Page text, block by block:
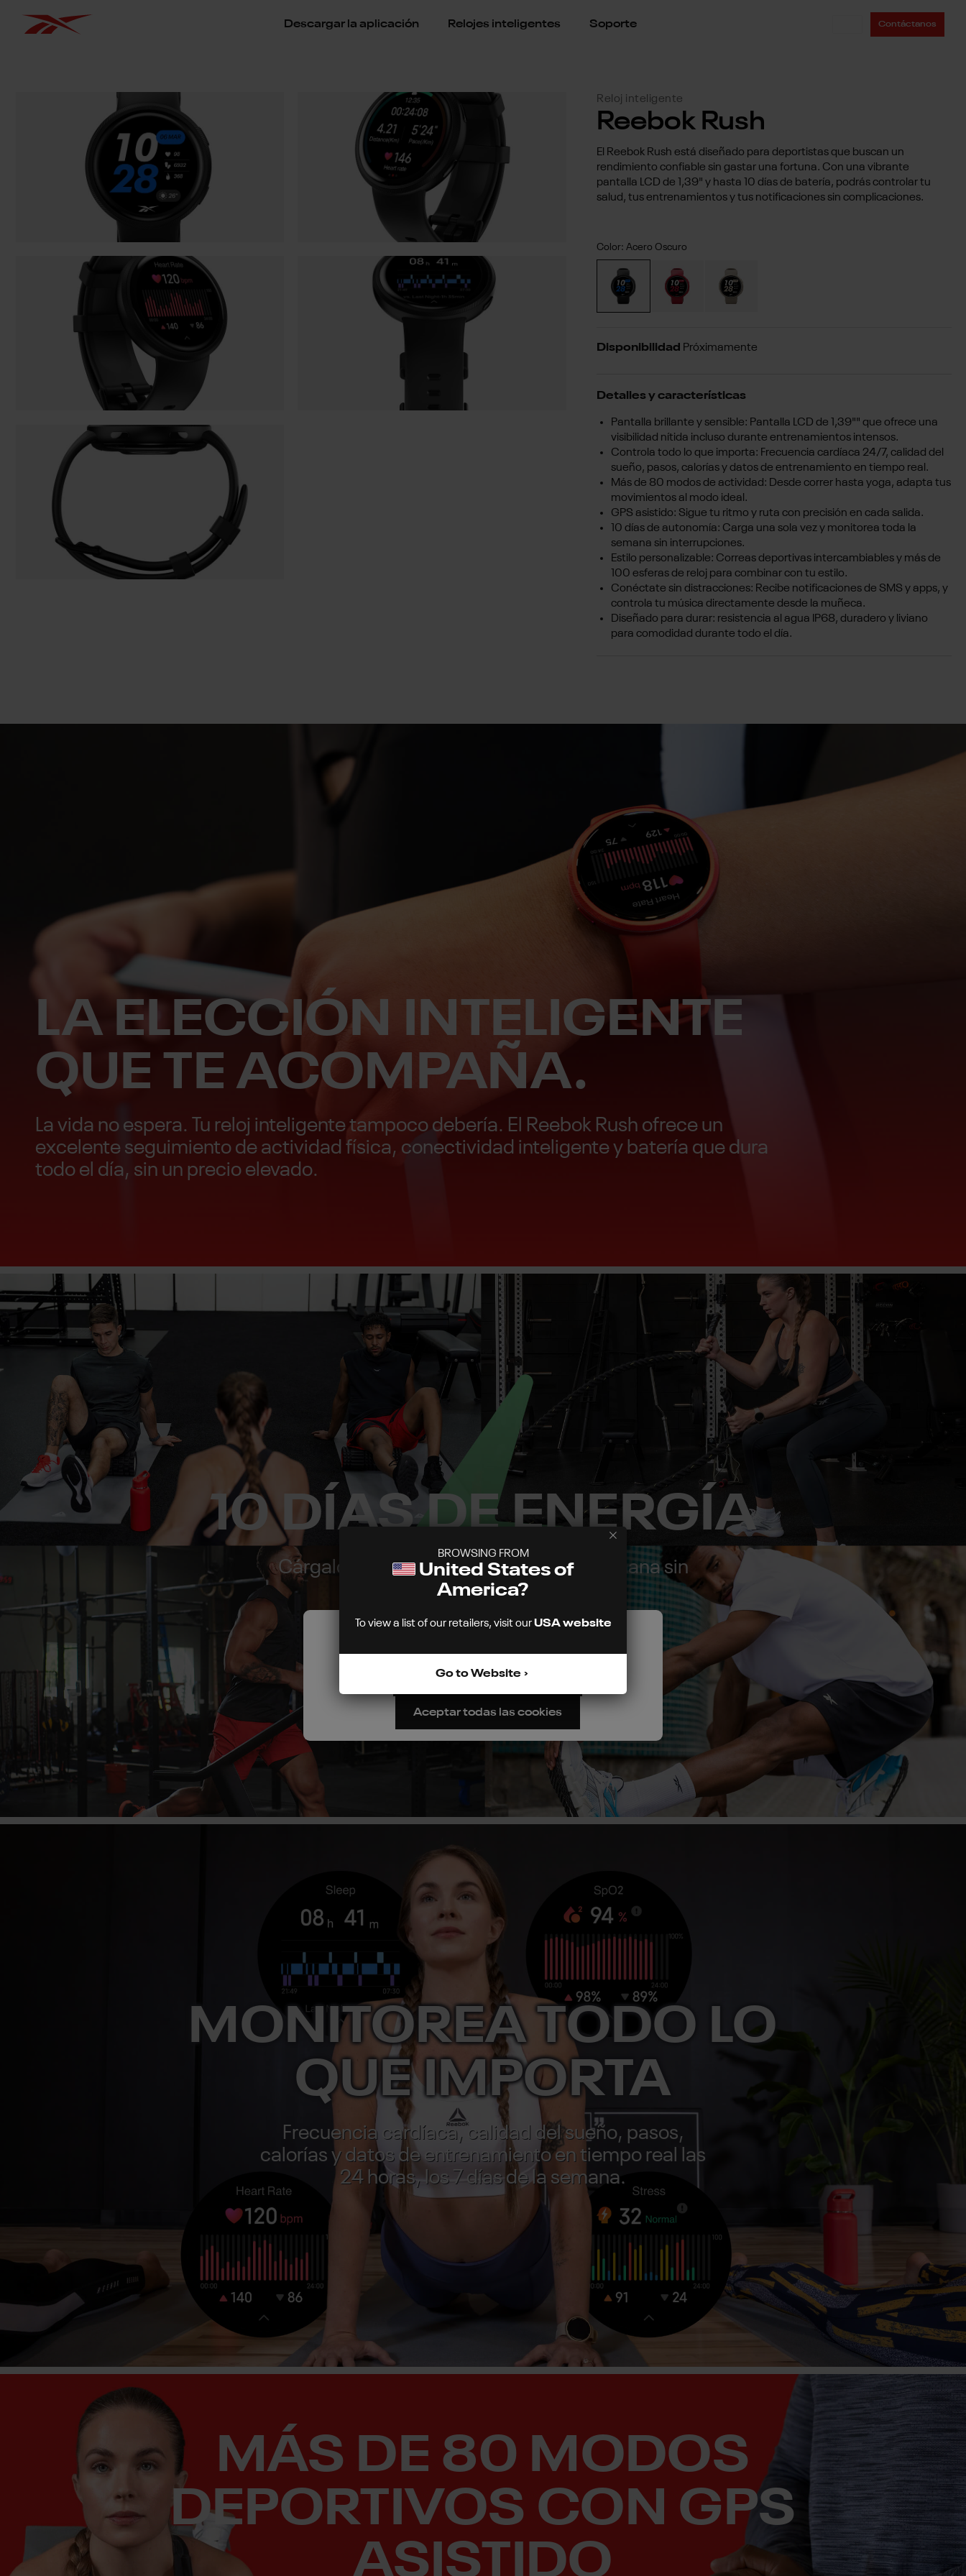
Descargar la aplicación Relojes inteligentes Soporte Contáctanos
Omitir galería de imágenes Reloj inteligente
Reebok Rush
El Reebok Rush está diseñado para deportistas que buscan un
rendimiento confiable sin gastar una fortuna. Con una vibrante
pantalla LCD de 1,39" y hasta 10 días de batería, podrás controlar tu
salud, tus entrenamientos y tus notificaciones sin complicaciones.
Color:Acero Oscuro
Acero OscuroEspectro RojoOro Triunfo
Disponibilidad Próximamente
Detalles y características
Pantalla brillante y sensible: Pantalla LCD de 1,39"" que ofrece una
visibilidad nítida incluso durante entrenamientos intensos.
Controla todo lo que importa: Frecuencia cardíaca 24/7, calidad del
sueño, pasos, calorías y datos de entrenamiento en tiempo real.
Más de 80 modos de actividad: Desde correr hasta yoga, adapta tus
movimientos al modo ideal.
GPS asistido: Sigue tu ritmo y ruta con precisión en cada salida.
10 días de autonomía: Carga una sola vez y monitorea toda la
semana sin interrupciones.
Estilo personalizable: Correas deportivas intercambiables y más de
100 esferas de reloj para combinar con tu estilo.
Conéctate sin distracciones: Recibe notificaciones de SMS y apps, y
controla tu música directamente desde la muñeca.
Diseñado para durar: resistencia al agua IP68, duradero y liviano
para comodidad durante todo el día.
LA ELECCIÓN INTELIGENTE
QUE TE ACOMPAÑA.
La vida no espera. Tu reloj inteligente tampoco debería. El Reebok Rush ofrece un
excelente seguimiento de actividad física, conectividad inteligente y batería que dura
todo el día, sin un precio elevado.
10 DÍAS DE ENERGÍA
Cárgalo una vez y monitorea toda tu semana sin
interrupciones.
MONITOREA TODO LO
QUE IMPORTA
Frecuencia cardíaca, calidad del sueño, pasos,
calorías y datos de entrenamiento en tiempo real las
24 horas, los 7 días de la semana.
MÁS DE 80 MODOS
DEPORTIVOS CON GPS
ASISTIDO
Este sitio web utiliza cookies para garantizar la mejor experiencia
Rechazar
Configurar
Aceptar todas las cookies
BROWSING FROM
United States of
America?
To view a list of our retailers, visit ourUSA website
Go to Website